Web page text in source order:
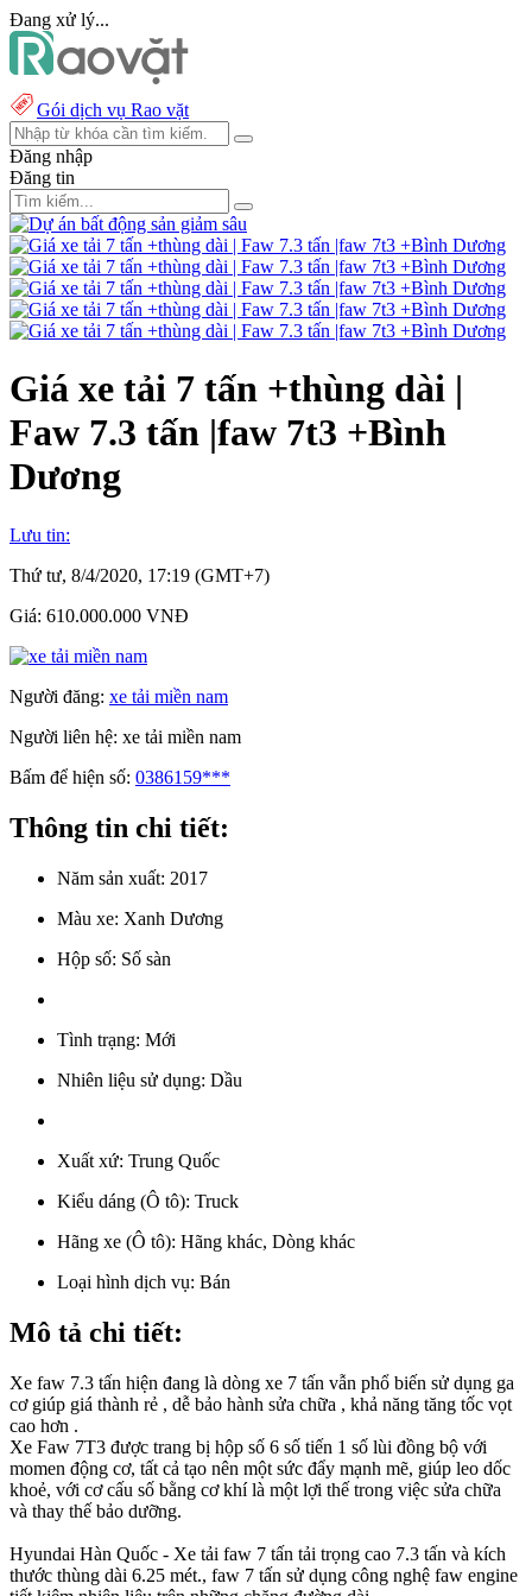
Đang xử lý...
Gói dịch vụ Rao vặt
Đăng nhập
Đăng tin
Giá xe tải 7 tấn +thùng dài |
Faw 7.3 tấn |faw 7t3 +Bình
Dương
Lưu tin:
Thứ tư, 8/4/2020, 17:19 (GMT+7)
Giá: 610.000.000 VNĐ
Người đăng: xe tải miền nam
Người liên hệ: xe tải miền nam
Bấm để hiện số: 0386159***
Thông tin chi tiết:
Năm sản xuất: 2017
Màu xe: Xanh Dương
Hộp số: Số sàn
Tình trạng: Mới
Nhiên liệu sử dụng: Dầu
Xuất xứ: Trung Quốc
Kiểu dáng (Ô tô): Truck
Hãng xe (Ô tô): Hãng khác, Dòng khác
Loại hình dịch vụ: Bán
Mô tả chi tiết:
Xe faw 7.3 tấn hiện đang là dòng xe 7 tấn vẫn phổ biến sử dụng ga
cơ giúp giá thành rẻ , dễ bảo hành sửa chữa , khả năng tăng tốc vọt
cao hơn .
Xe Faw 7T3 được trang bị hộp số 6 số tiến 1 số lùi đồng bộ với
momen động cơ, tất cả tạo nên một sức đẩy mạnh mẽ, giúp leo dốc
khoẻ, với cơ cấu số bằng cơ khí là một lợi thế trong việc sửa chữa
và thay thế bảo dưỡng.
Hyundai Hàn Quốc - Xe tải faw 7 tấn tải trọng cao 7.3 tấn và kích
thước thùng dài 6.25 mét., faw 7 tấn sử dụng công nghệ faw engine